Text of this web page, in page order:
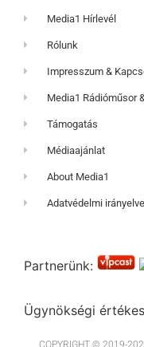
Media1 Hírlevél
Rólunk
Impresszum &
Media1 Rádióműsor
Támogatás
Médiaajánlat
About Media1
Adatvédelmi
Partnerünk:
Ügynökségi